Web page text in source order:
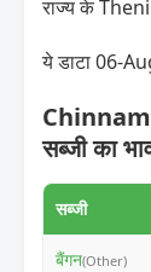
राज्य के
ये डाटा 06-
सब्जी का
सब्जी
बैंगन(Other)